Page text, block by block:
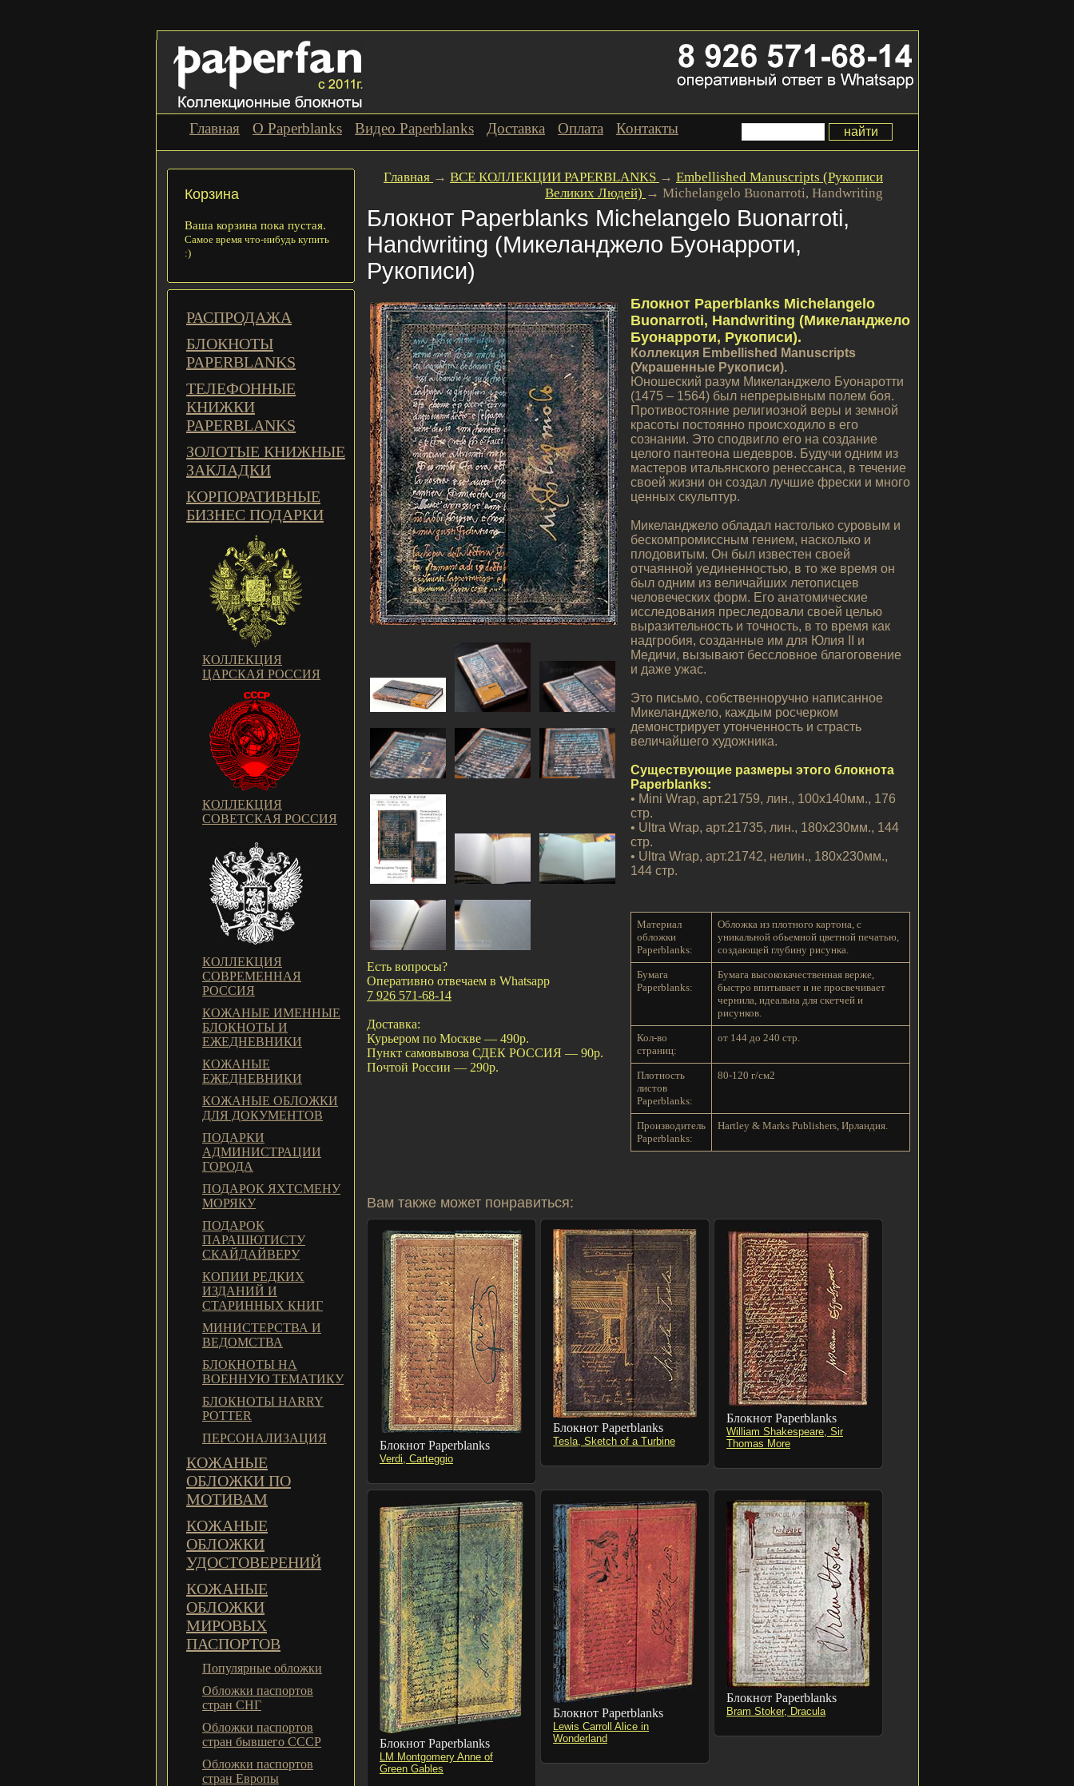
Главная О Paperblanks Видео Paperblanks Доставка Оплата Контакты
Корзина
Ваша корзина пока пустая.
Самое время что-нибудь купить
:)
РАСПРОДАЖА
БЛОКНОТЫ
PAPERBLANKS
ТЕЛЕФОННЫЕ
КНИЖКИ
PAPERBLANKS
ЗОЛОТЫЕ КНИЖНЫЕ
ЗАКЛАДКИ
КОРПОРАТИВНЫЕ
БИЗНЕС ПОДАРКИ
КОЛЛЕКЦИЯ
ЦАРСКАЯ РОССИЯ
КОЛЛЕКЦИЯ
СОВЕТСКАЯ РОССИЯ
КОЛЛЕКЦИЯ
СОВРЕМЕННАЯ
РОССИЯ
КОЖАНЫЕ ИМЕННЫЕ
БЛОКНОТЫ И
ЕЖЕДНЕВНИКИ
КОЖАНЫЕ
ЕЖЕДНЕВНИКИ
КОЖАНЫЕ ОБЛОЖКИ
ДЛЯ ДОКУМЕНТОВ
ПОДАРКИ
АДМИНИСТРАЦИИ
ГОРОДА
ПОДАРОК ЯХТСМЕНУ
МОРЯКУ
ПОДАРОК
ПАРАШЮТИСТУ
СКАЙДАЙВЕРУ
КОПИИ РЕДКИХ
ИЗДАНИЙ И
СТАРИННЫХ КНИГ
МИНИСТЕРСТВА И
ВЕДОМСТВА
БЛОКНОТЫ НА
ВОЕННУЮ ТЕМАТИКУ
БЛОКНОТЫ HARRY
POTTER
ПЕРСОНАЛИЗАЦИЯ
КОЖАНЫЕ
ОБЛОЖКИ ПО
МОТИВАМ
КОЖАНЫЕ
ОБЛОЖКИ
УДОСТОВЕРЕНИЙ
КОЖАНЫЕ
ОБЛОЖКИ
МИРОВЫХ
ПАСПОРТОВ
Популярные обложки
Обложки паспортов
стран СНГ
Обложки паспортов
стран бывшего СССР
Обложки паспортов
стран Европы
Главная → ВСЕ КОЛЛЕКЦИИ PAPERBLANKS → Embellished Manuscripts (Рукописи
Великих Людей) → Michelangelo Buonarroti, Handwriting
Блокнот Paperblanks Michelangelo Buonarroti,
Handwriting (Микеланджело Буонарроти,
Рукописи)
Есть вопросы?
Оперативно отвечаем в Whatsapp
7 926 571-68-14
Доставка:
Курьером по Москве — 490р.
Пункт самовывоза СДЕК РОССИЯ — 90р.
Почтой России — 290р.
Блокнот Paperblanks Michelangelo
Buonarroti, Handwriting (Микеланджело
Буонарроти, Рукописи).
Коллекция Embellished Manuscripts
(Украшенные Рукописи).
Юношеский разум Микеланджело Буонаротти
(1475 – 1564) был непрерывным полем боя.
Противостояние религиозной веры и земной
красоты постоянно происходило в его
сознании. Это сподвигло его на создание
целого пантеона шедевров. Будучи одним из
мастеров итальянского ренессанса, в течение
своей жизни он создал лучшие фрески и много
ценных скульптур.
Микеланджело обладал настолько суровым и
бескомпромиссным гением, насколько и
плодовитым. Он был известен своей
отчаянной уединенностью, в то же время он
был одним из величайших летописцев
человеческих форм. Его анатомические
исследования преследовали своей целью
выразительность и точность, в то время как
надгробия, созданные им для Юлия II и
Медичи, вызывают бессловное благоговение
и даже ужас.
Это письмо, собственноручно написанное
Микеланджело, каждым росчерком
демонстрирует утонченность и страсть
величайшего художника.
Существующие размеры этого блокнота
Paperblanks:
• Mini Wrap, арт.21759, лин., 100х140мм., 176
стр.
• Ultra Wrap, арт.21735, лин., 180х230мм., 144
стр.
• Ultra Wrap, арт.21742, нелин., 180х230мм.,
144 стр.
Материал
обложки
Paperblanks:
Обложка из плотного картона, с
уникальной обьемной цветной печатью,
создающей глубину рисунка.
Бумага
Paperblanks:
Бумага высококачественная верже,
быстро впитывает и не просвечивает
чернила, идеальна для скетчей и
рисунков.
Кол-во
страниц:
от 144 до 240 стр.
Плотность
листов
Paperblanks:
80-120 г/см2
Производитель
Paperblanks:
Hartley & Marks Publishers, Ирландия.
Вам также может понравиться:
Блокнот Paperblanks
Verdi, Carteggio
Блокнот Paperblanks
Tesla, Sketch of a Turbine
Блокнот Paperblanks
William Shakespeare, Sir
Thomas More
Блокнот Paperblanks
LM Montgomery Anne of
Green Gables
Блокнот Paperblanks
Lewis Carroll Alice in
Wonderland
Блокнот Paperblanks
Bram Stoker, Dracula